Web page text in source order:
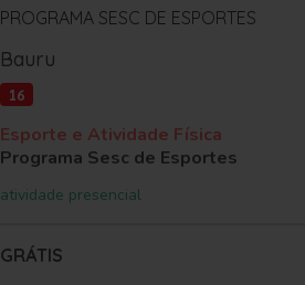
PROGRAMA SESC DE ESPORTES
Bauru
16
Esporte e Atividade Física
Programa Sesc de Esportes
atividade presencial
GRÁTIS